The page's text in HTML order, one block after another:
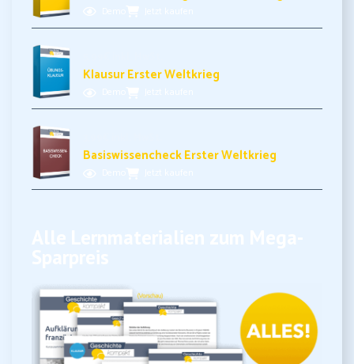
Klausur Erster Weltkrieg
Basiswissencheck Erster Weltkrieg